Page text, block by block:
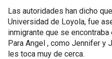
Las autoridades han dicho
Universidad de Loyola, fue
inmigrante que se
Para Angel , como Jennifer y
les toca muy de cerca.